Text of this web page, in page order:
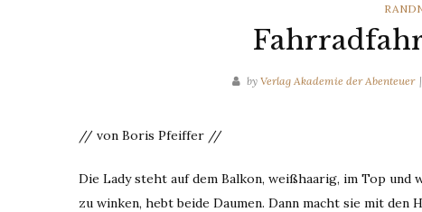
by Verlag Akademie der Abenteuer
// von Boris Pfeiffer //
Die Lady steht auf dem Balkon, weißhaarig, im Top
zu winken, hebt beide Daumen. Dann macht sie mit den